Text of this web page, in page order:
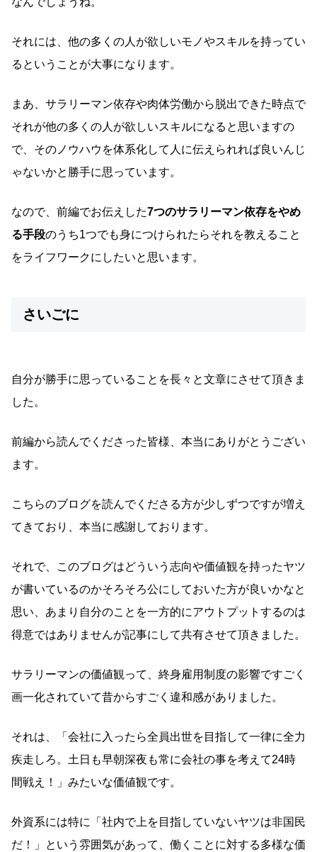
それには、他の多くの人が欲しいモノやスキルを持ってい
るということが大事になります。
まあ、サラリーマン依存や肉体労働から脱出できた時点で
それが他の多くの人が欲しいスキルになると思いますの
で、そのノウハウを体系化して人に伝えられれば良いんじ
ゃないかと勝手に思っています。
なので、前編でお伝えした7つのサラリーマン依存をやめ
る手段のうち1つでも身につけられたらそれを教えること
をライフワークにしたいと思います。
さいごに
自分が勝手に思っていることを長々と文章にさせて頂きま
した。
前編から読んでくださった皆様、本当にありがとうござい
ます。
こちらのブログを読んでくださる方が少しずつですが増え
てきており、本当に感謝しております。
それで、このブログはどういう志向や価値観を持ったヤツ
が書いているのかそろそろ公にしておいた方が良いかなと
思い、あまり自分のことを一方的にアウトプットするのは
得意ではありませんが記事にして共有させて頂きました。
サラリーマンの価値観って、終身雇用制度の影響ですごく
画一化されていて昔からすごく違和感がありました。
それは、「会社に入ったら全員出世を目指して一律に全力
疾走しろ。土日も早朝深夜も常に会社の事を考えて24時
間戦え！」みたいな価値観です。
外資系には特に「社内で上を目指していないヤツは非国民
だ！」という雰囲気があって、働くことに対する多様な価